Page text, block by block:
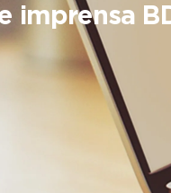
imprensa